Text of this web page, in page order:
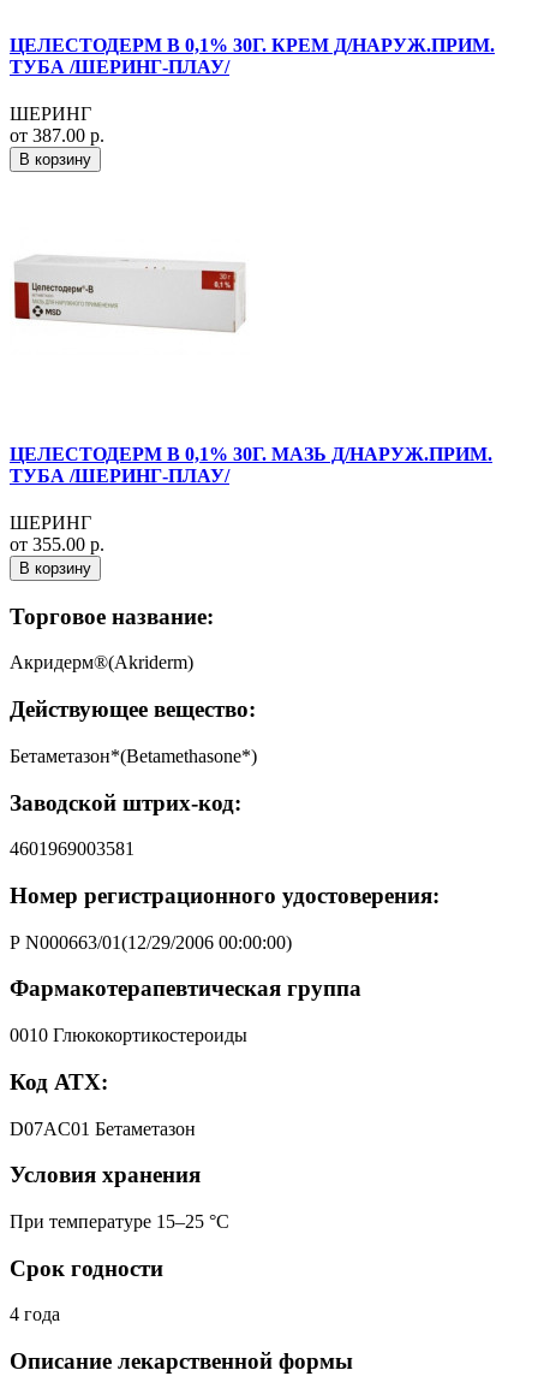
ЦЕЛЕСТОДЕРМ В 0,1% 30Г. КРЕМ Д/НАРУЖ.ПРИМ.
ТУБА /ШЕРИНГ-ПЛАУ/
ШЕРИНГ
от 387.00 р.
В корзину
ЦЕЛЕСТОДЕРМ В 0,1% 30Г. МАЗЬ Д/НАРУЖ.ПРИМ.
ТУБА /ШЕРИНГ-ПЛАУ/
ШЕРИНГ
от 355.00 р.
В корзину
Торговое название:
Акридерм®(Akriderm)
Действующее вещество:
Бетаметазон*(Betamethasone*)
Заводской штрих-код:
4601969003581
Номер регистрационного удостоверения:
Р N000663/01(12/29/2006 00:00:00)
Фармакотерапевтическая группа
0010 Глюкокортикостероиды
Код АТХ:
D07AC01 Бетаметазон
Условия хранения
При температуре 15–25 °C
Срок годности
4 года
Описание лекарственной формы